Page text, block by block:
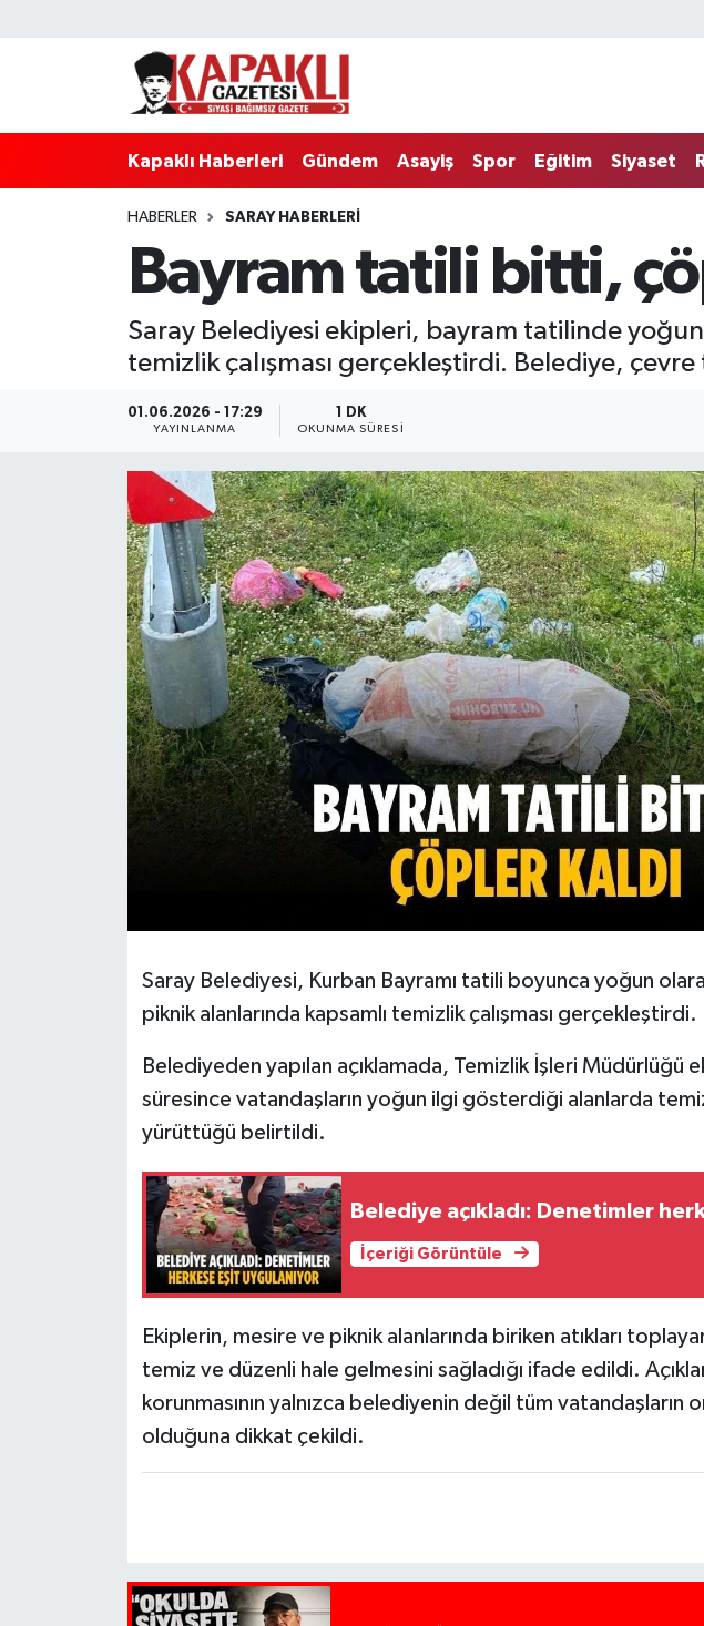
Kapaklı Haberleri Gündem Asayiş Spor Eğitim Siyaset
HABERLER SARAY HABERLERI
Bayram tatili bitti,
Saray Belediyesi ekipleri, bayram tatilinde
temizlik çalışması gerçekleştirdi. Belediye,
01.06.2026 - 17:29
YAYINLANMA
1 DK
OKUNMA SÜRESI
Saray Belediyesi, Kurban Bayramı tatili boyunca yoğun
piknik alanlarında kapsamlı temizlik çalışması gerçekleştirdi.
Belediyeden yapılan açıklamada, Temizlik İşleri Müdürlüğü
süresince vatandaşların yoğun ilgi gösterdiği alanlarda
yürüttüğü belirtildi.
Belediye açıkladı: Denetimler
İçeriği Görüntüle
Ekiplerin, mesire ve piknik alanlarında biriken atıkları
temiz ve düzenli hale gelmesini sağladığı ifade edildi.
korunmasının yalnızca belediyenin değil tüm vatandaşların
olduğuna dikkat çekildi.
Kapaklı Haberleri
Resmi Reklamlar
Ekonomi
Teknoloji
Tekirdağ Nöbetçi Eczaneler
Tekirdağ Trafik Yoğunluk Haritası
Süper Lig Puan Durumu ve Fikstür
Tüm Manşetler
Son Dakika Haberleri
Haber Arşivi